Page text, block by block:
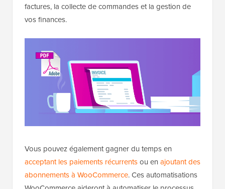
factures, la collecte de commandes et la gestion de
vos finances.
Vous pouvez également gagner du temps en
acceptant les paiements récurrentsou en ajoutant des
abonnements à WooCommerce. Ces automatisations